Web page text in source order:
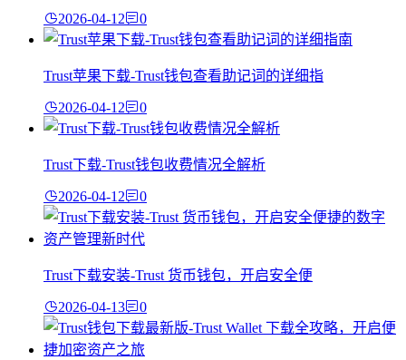
2026-04-12 0
Trust苹果下载-Trust钱包查看助记词的详细指
2026-04-12 0
Trust下载-Trust钱包收费情况全解析
2026-04-12 0
Trust下载安装-Trust 货币钱包，开启安全便
2026-04-13 0